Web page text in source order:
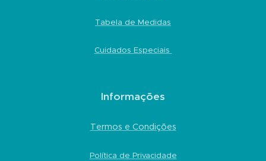
Tabela de Medidas
Cuidados Especiais
Informações
Termos e Condições
Política de Privacidade